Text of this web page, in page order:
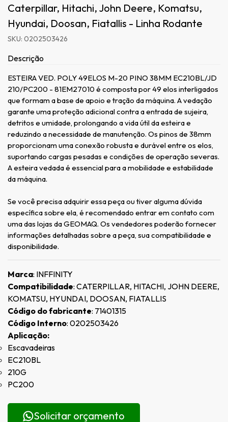
Caterpillar, Hitachi, John Deere, Komatsu,
Hyundai, Doosan, Fiatallis - Linha Rodante
SKU: 0202503426
Descrição
ESTEIRA VED. POLY 49ELOS M-20 PINO 38MM EC210BL/JD
210/PC200 - 81EM27010 é composta por 49 elos interligados
que formam a base de apoio e tração da máquina. A vedação
garante uma proteção adicional contra a entrada de sujeira,
detritos e umidade, prolongando a vida útil da esteira e
reduzindo a necessidade de manutenção. Os pinos de 38mm
proporcionam uma conexão robusta e durável entre os elos,
suportando cargas pesadas e condições de operação severas.
A esteira vedada é essencial para a mobilidade e estabilidade
da máquina.
Se você precisa adquirir essa peça ou tiver alguma dúvida
específica sobre ela, é recomendado entrar em contato com
uma das lojas da GEOMAQ. Os vendedores poderão fornecer
informações detalhadas sobre a peça, sua compatibilidade e
disponibilidade.
Marca: INFFINITY
Compatibilidade: CATERPILLAR, HITACHI, JOHN DEERE,
KOMATSU, HYUNDAI, DOOSAN, FIATALLIS
Código do fabricante: 71401315
Código Interno: 0202503426
Aplicação:
Escavadeiras
EC210BL
210G
PC200
Solicitar orçamento